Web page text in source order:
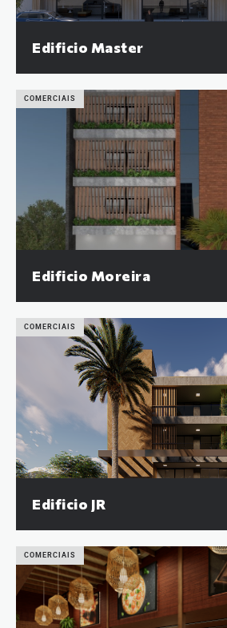
Edificio Master
COMERCIAIS
Edificio Moreira
COMERCIAIS
Edificio JR
COMERCIAIS